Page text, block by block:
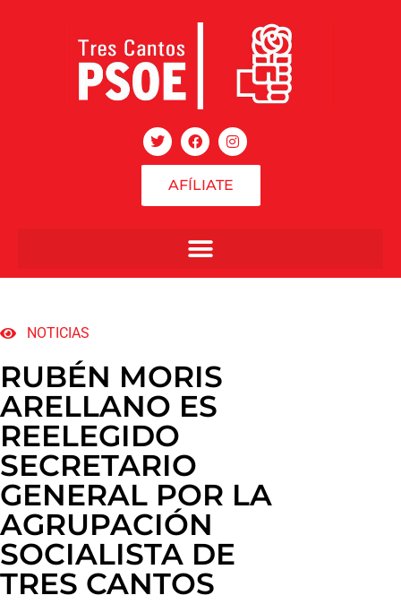
AFÍLIATE
NOTICIAS
RUBÉN MORIS
ARELLANO ES
REELEGIDO
SECRETARIO
GENERAL POR LA
AGRUPACIÓN
SOCIALISTA DE
TRES CANTOS